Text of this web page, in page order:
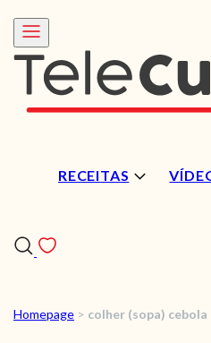
RECEITAS
Homepage > colher (sopa) cebola